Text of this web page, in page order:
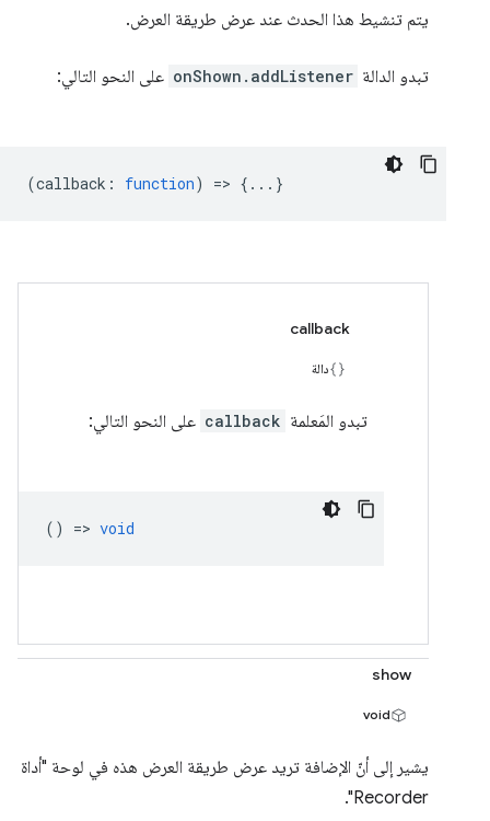
يتم تنشيط هذا الحدث عند عرض طريقة العرض.
تبدو الدالة onShown.addListener على النحو التالي:
(callback : function) => {...}
callback
دالة
تبدو المَعلمة callback على النحو التالي:
() => void
show
void
يشير إلى أنّ الإضافة تريد عرض طريقة العرض هذه في لوحة "أداة
Recorder".